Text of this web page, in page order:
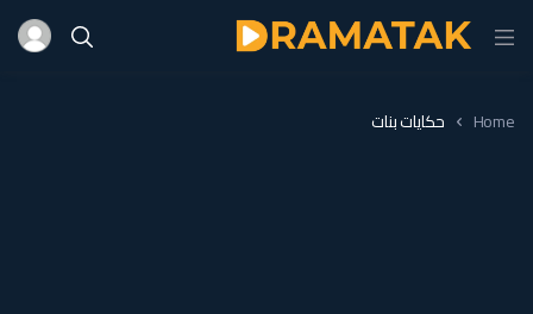
Home حكايات بنات